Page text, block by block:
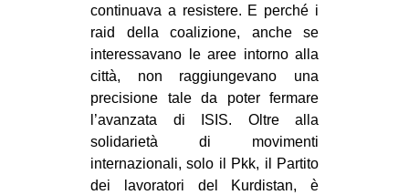
continuava a resistere. E perché i
raid della coalizione, anche se
interessavano le aree intorno alla
città, non raggiungevano una
precisione tale da poter fermare
l’avanzata di ISIS. Oltre alla
solidarietà di movimenti
internazionali, solo il Pkk, il Partito
dei lavoratori del Kurdistan, è